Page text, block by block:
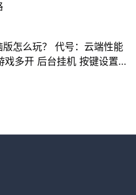
怎么玩？ 代号：云端性能
戏多开 后台挂机 按键设置